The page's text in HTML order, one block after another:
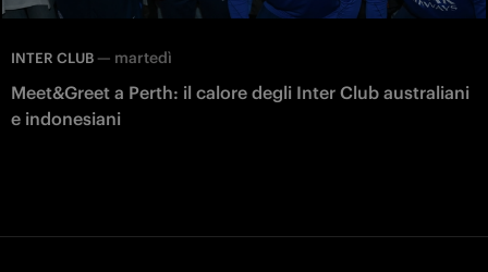
INTER CLUB — martedì
Meet&Greet a Perth: il calore degli Inter Club australiani
e indonesiani